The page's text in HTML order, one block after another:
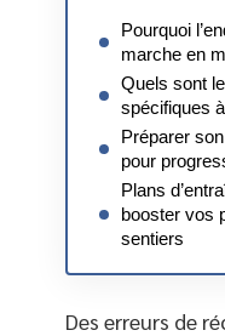
Pourquoi
marche en
Quels sont
spécifiques
Préparer
pour
Plans
booster vos
sentiers
Des erreurs de